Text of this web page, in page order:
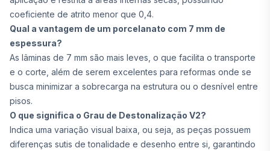
coeficiente de atrito menor que 0,4.
Qual a vantagem de um porcelanato com 7 mm de
espessura?
As lâminas de 7 mm são mais leves, o que facilita o transporte
e o corte, além de serem excelentes para reformas onde se
busca minimizar a sobrecarga na estrutura ou o desnível entre
pisos.
O que significa o Grau de Destonalização V2?
Indica uma variação visual baixa, ou seja, as peças possuem
diferenças sutis de tonalidade e desenho entre si, garantindo